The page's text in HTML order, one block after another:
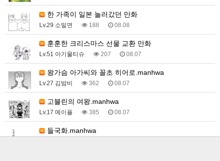
한 가족이 일본 놀러갔던 만화
Lv.29 소밀면 188 08.08
훈훈한 크리스마스 선물 교환 만화
Lv.51 아기물티슈 207 08.07
왕가슴 아가씨와 꼴초 히어로.manhwa
Lv.27 김밤비 362 08.07
고블린의 여왕.manhwa
Lv.17 메이플 385 08.07
들국화.manhwa